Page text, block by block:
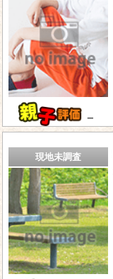
－
現地未調査